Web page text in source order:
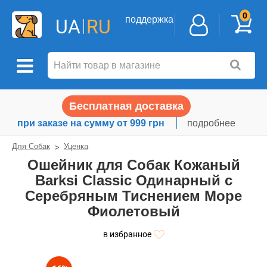
UA RU поддержка 0
Бесплатная доставка
при заказе на сумму от 999 грн подробнее
Для Собак Уценка
Ошейник для Собак Кожаный
Barksi Classic Одинарный с
Серебряным Тиснением Море
Фиолетовый
в избранное